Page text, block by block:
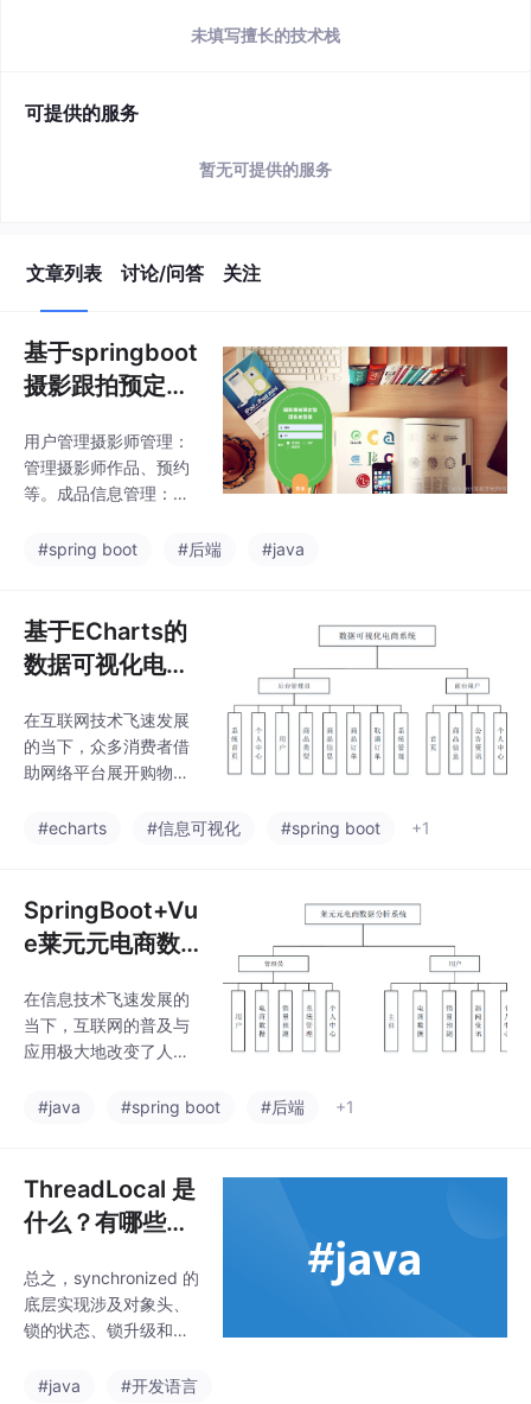
未填写擅长的技术栈
可提供的服务
暂无可提供的服务
文章列表 讨论/问答 关注
基于springboot
摄影跟拍预定管
用户管理摄影师管理：
管理摄影师作品、预约
等。成品信息管理：展
品订单管理：管理用户
心：提供个人信息查看
和管理功能。拍预约管
理：管理拍摄预约，包
拍流程管理：跟踪和管
理拍摄流程，确保拍摄
顺利进行。品信息管
品信息。首页：展示系
系统进行管理和维护，
确保数据安全和服务稳
#spring boot #后端 #java
基于ECharts的
数据可视化电商
在互联网技术飞速发展
的当下，众多消费者借
助网络平台展开购物活
数据、用户信息以及商
原始形态留存，对于电
商企业而言，很难从中
迅速提取出有价值的信
给予有效的支撑，传统
的电商管理系统在功能
以及数据呈现方面存在
理人员难以直观地知晓
处理情况等关键信息，
开发一个功能强大且拥
#echarts #信息可视化 #spring boot +1
SpringBoot+Vu
e莱元元电商数
在信息技术飞速发展的
当下，互联网的普及与
应用极大地改变了人们
子商务应运而生并迅速
盖各类商品与服务的综
合性电商生态系统，电
商行业的规模不断扩
化。据权威数据统计，
近年来全球电商市场交
易规模持续攀升，中国
务市场之一，其电商交
#java #spring boot #后端 +1
ThreadLocal 是
什么？有哪些使
synchronized
底层实现原理？
和 volatile 的区
总之，synchronized 的
底层实现涉及对象头、
锁的状态、锁升级和同
实现方式：synchroniz
#java #开发语言